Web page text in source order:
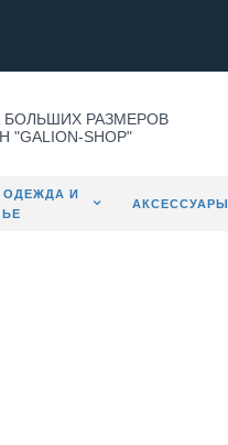
РАЗМЕРОВ
SHOP"
И
АКСЕССУАРЫ